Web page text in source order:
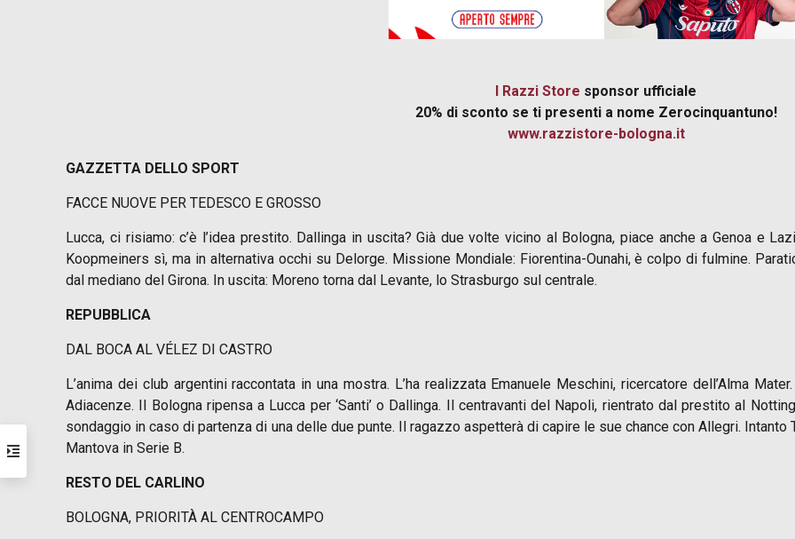
I Razzi Store sponsor ufficiale
20% di sconto se ti presenti a nome Zerocinquantuno!
www.razzistore-bologna.it
GAZZETTA DELLO SPORT
FACCE NUOVE PER TEDESCO E GROSSO
Lucca, ci risiamo: c’è l’idea prestito. Dallinga in uscita? Già due volte vicino al Bologna, piace anche a Genoa e
Koopmeiners sì, ma in alternativa occhi su Delorge. Missione Mondiale: Fiorentina-Ounahi, è colpo di fulmine.
dal mediano del Girona. In uscita: Moreno torna dal Levante, lo Strasburgo sul centrale.
REPUBBLICA
DAL BOCA AL VÉLEZ DI CASTRO
L’anima dei club argentini raccontata in una mostra. L’ha realizzata Emanuele Meschini, ricercatore dell’Alma
Adiacenze. Il Bologna ripensa a Lucca per ‘Santi’ o Dallinga. Il centravanti del Napoli, rientrato dal prestito al
sondaggio in caso di partenza di una delle due punte. Il ragazzo aspetterà di capire le sue chance con Allegri.
Mantova in Serie B.
RESTO DEL CARLINO
BOLOGNA, PRIORITÀ AL CENTROCAMPO